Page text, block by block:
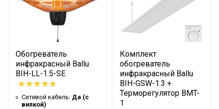
Высота упаковки товара
42.5
Гарантийный
Глубина упаковки товара
47.5
Цвет корпуса
Черный
Ширина упаковки товара
47.5
Бренд
Ballu
Обогреватель
инфракрасный Ballu
BIH-LL-1.5-SE
Сетевой кабель: Да (с
вилкой)
Комплект
обогреватель
инфракрасный Ballu
BIH-GSW-1.3 +
Терморегулятор BMT-
1